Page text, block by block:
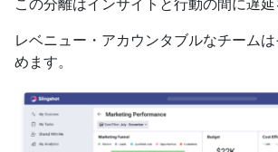
この分離はインサイトと行動の間に遅延
レベニュー・アカウンタブルなチーム
めます。